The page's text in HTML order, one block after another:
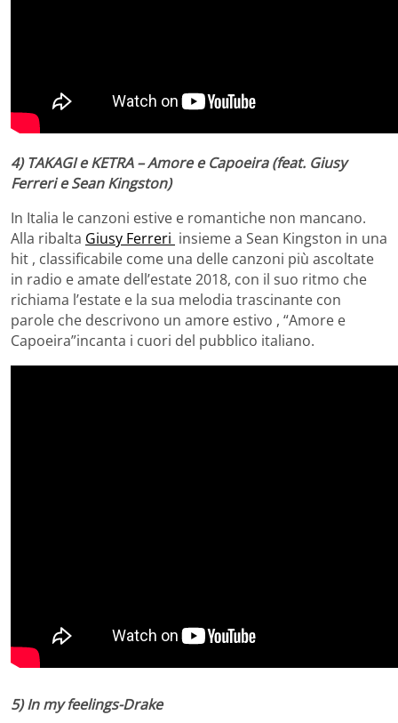
4)TAKAGI e KETRA – Amore e Capoeira (feat. Giusy
Ferreri e Sean Kingston)
In Italia le canzoni estive e romantiche non mancano.
Alla ribalta Giusy Ferreri insieme a Sean Kingston in una
hit , classificabile come una delle canzoni più ascoltate
in radio e amate dell’estate 2018, con il suo ritmo che
richiama l’estate e la sua melodia trascinante con
parole che descrivono un amore estivo , “Amore e
Capoeira”incanta i cuori del pubblico italiano.
5) In my feelings-Drake